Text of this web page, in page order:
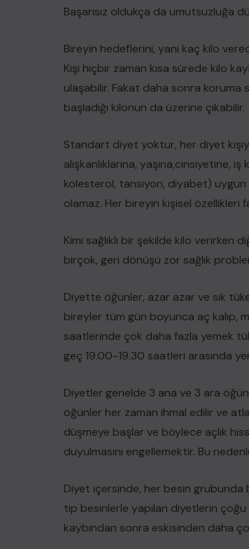
Başarısız oldukça da umutsuzluğa
Bireyin hedeflerini, yani kaç kilo
Kişi hiçbir zaman kısa sürede kilo
ulaşabilir. Fakat daha sonra koruma
başladığı kilonun da üzerine çıkabilir.
Standart diyet yoktur, her diyet
alışkanlıklarına, yaşına,cinsiyetine,
kolesterol, tansiyon, diyabet) uygun
olamaz. Her bireyin kişisel özellikleri
Kimi sağlıklı bir şekilde kilo verirken
birçok, geri dönüşü zor sağlık
Diyette öğünler, azar azar ve sık
bireyler tüm gün boyunca aç kalıp,
saatlerinde çok daha fazla yemek
geç 19.00-19.30 saatleri arasında
Diyetler genelde 3 ana ve 3 ara
öğünler her zaman ihmal edilir ve
düşmeye başlar ve böylece açlık
duyulmasını engellemektir. Bu
Diyet içersinde, her besin grubunda
tip besinlerle yapılan diyetlerin
kaybından sonra eskisinden daha